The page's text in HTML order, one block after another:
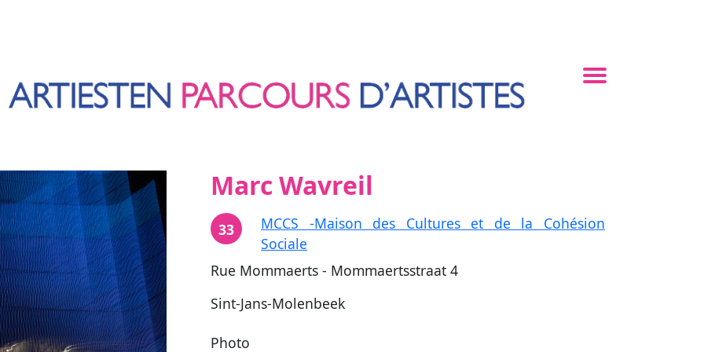
Marc Wavreil
33
MCCS -Maison des Cultures et de la Cohésion
Sociale
Rue Mommaerts - Mommaertsstraat 4
Sint-Jans-Molenbeek
Photo